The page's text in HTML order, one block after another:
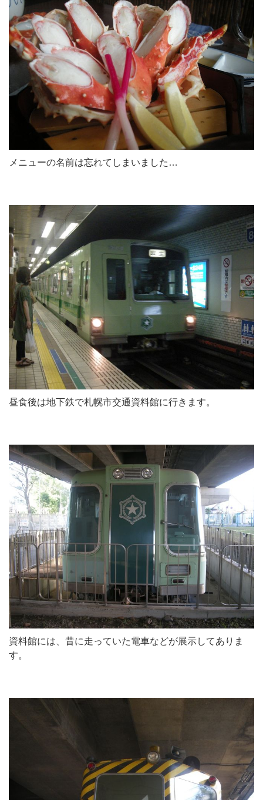
メニューの名前は忘れてしまいました…
昼食後は地下鉄で札幌市交通資料館に行きます。
資料館には、昔に走っていた電車などが展示してありま
す。